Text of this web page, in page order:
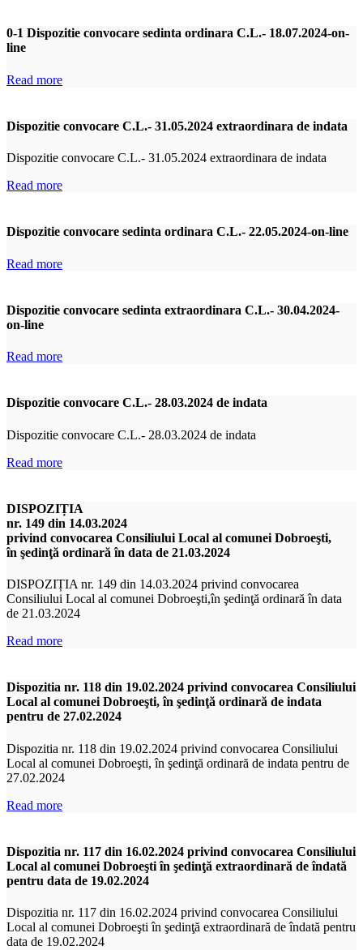
0-1 Dispozitie convocare sedinta ordinara C.L.- 18.07.2024-on-
line
Read more
Dispozitie convocare C.L.- 31.05.2024 extraordinara de indata
Dispozitie convocare C.L.- 31.05.2024 extraordinara de indata
Read more
Dispozitie convocare sedinta ordinara C.L.- 22.05.2024-on-line
Read more
Dispozitie convocare sedinta extraordinara C.L.- 30.04.2024-
on-line
Read more
Dispozitie convocare C.L.- 28.03.2024 de indata
Dispozitie convocare C.L.- 28.03.2024 de indata
Read more
DISPOZIȚIA
nr. 149 din 14.03.2024
privind convocarea Consiliului Local al comunei Dobroeşti,
în şedinţă ordinară în data de 21.03.2024
DISPOZIȚIA nr. 149 din 14.03.2024 privind convocarea
Consiliului Local al comunei Dobroeşti,în şedinţă ordinară în data
de 21.03.2024
Read more
Dispozitia nr. 118 din 19.02.2024 privind convocarea Consiliului
Local al comunei Dobroeşti, în şedinţă ordinară de indata
pentru de 27.02.2024
Dispozitia nr. 118 din 19.02.2024 privind convocarea Consiliului
Local al comunei Dobroeşti, în şedinţă ordinară de indata pentru de
27.02.2024
Read more
Dispozitia nr. 117 din 16.02.2024 privind convocarea Consiliului
Local al comunei Dobroeşti în şedinţă extraordinară de îndată
pentru data de 19.02.2024
Dispozitia nr. 117 din 16.02.2024 privind convocarea Consiliului
Local al comunei Dobroeşti în şedinţă extraordinară de îndată pentru
data de 19.02.2024